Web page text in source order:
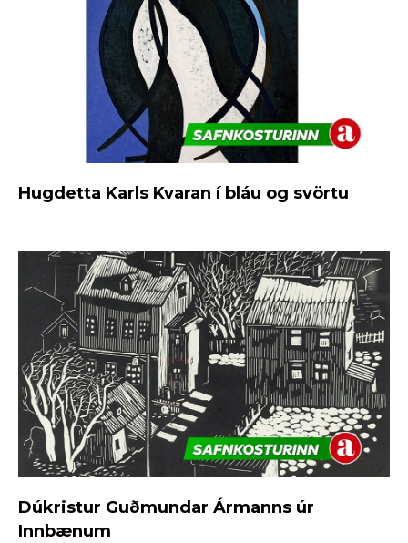
Hugdetta Karls Kvaran í bláu og svörtu
Dúkristur Guðmundar Ármanns úr
Innbænum